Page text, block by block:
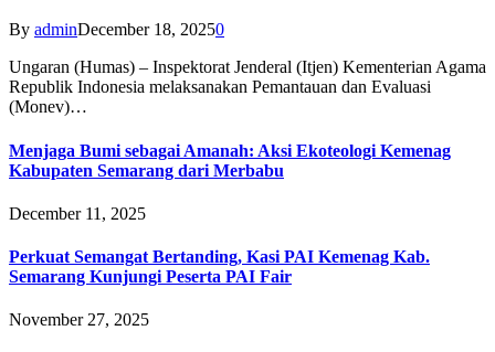
By adminDecember 18, 20250
Ungaran (Humas) – Inspektorat Jenderal (Itjen) Kementerian Agama
Republik Indonesia melaksanakan Pemantauan dan Evaluasi
(Monev)…
Menjaga Bumi sebagai Amanah: Aksi Ekoteologi Kemenag
Kabupaten Semarang dari Merbabu
December 11, 2025
Perkuat Semangat Bertanding, Kasi PAI Kemenag Kab.
Semarang Kunjungi Peserta PAI Fair
November 27, 2025